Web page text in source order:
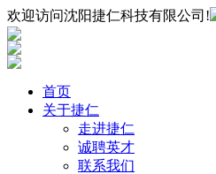
欢迎访问沈阳捷仁科技有限公司!
首页
关于捷仁
走进捷仁
诚聘英才
联系我们